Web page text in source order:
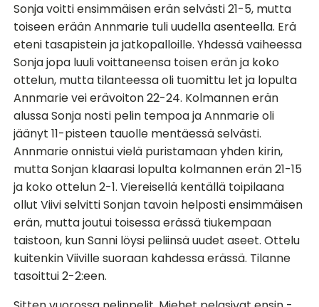
Sonja voitti ensimmäisen erän selvästi 21-5, mutta
toiseen erään Annmarie tuli uudella asenteella. Erä
eteni tasapistein ja jatkopalloille. Yhdessä vaiheessa
Sonja jopa luuli voittaneensa toisen erän ja koko
ottelun, mutta tilanteessa oli tuomittu let ja lopulta
Annmarie vei erävoiton 22-24. Kolmannen erän
alussa Sonja nosti pelin tempoa ja Annmarie oli
jäänyt 11-pisteen tauolle mentäessä selvästi.
Annmarie onnistui vielä puristamaan yhden kirin,
mutta Sonjan klaarasi lopulta kolmannen erän 21-15
ja koko ottelun 2-1. Viereisellä kentällä toipilaana
ollut Viivi selvitti Sonjan tavoin helposti ensimmäisen
erän, mutta joutui toisessa erässä tiukempaan
taistoon, kun Sanni löysi peliinsä uudet aseet. Ottelu
kuitenkin Viiville suoraan kahdessa erässä. Tilanne
tasoittui 2-2:een.